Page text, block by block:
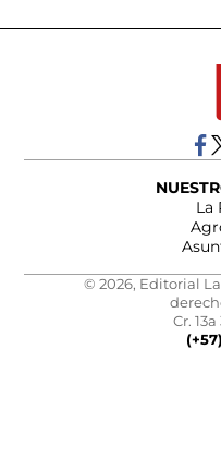
La
© 2026, Editorial La
Cr.